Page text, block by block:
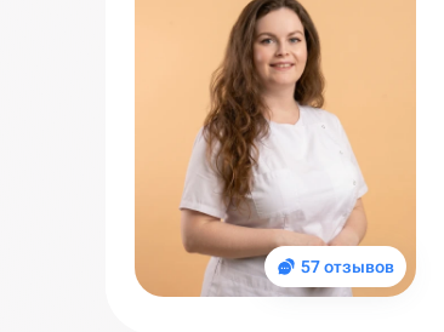
57 отзывов